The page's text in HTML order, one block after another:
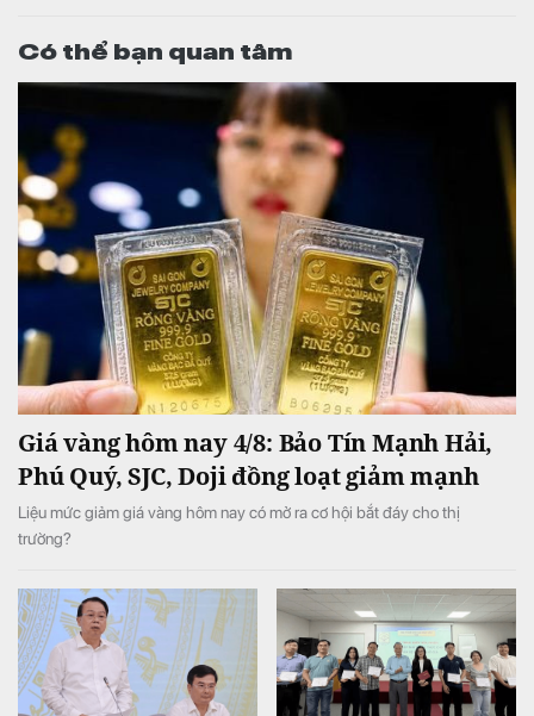
Có thể bạn quan tâm
Giá vàng hôm nay 4/8: Bảo Tín Mạnh Hải,
Phú Quý, SJC, Doji đồng loạt giảm mạnh
Liệu mức giảm giá vàng hôm nay có mở ra cơ hội bắt đáy cho thị
trường?